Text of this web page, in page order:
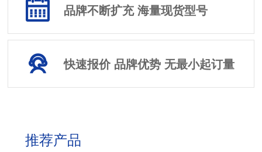
品牌不断扩充 海量现货型号
快速报价 品牌优势 无最小起订量
推荐产品